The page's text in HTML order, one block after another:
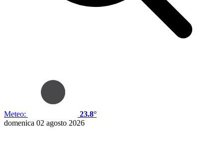
Meteo:
23.8°
domenica 02 agosto 2026